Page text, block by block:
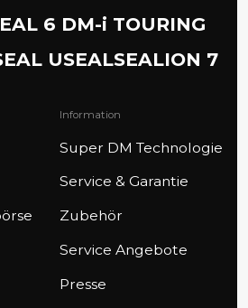
6 DM-i TOURING
USEALSEALION 7
Information
Super DM Technologie
Service & Garantie
Zubehör
Service Angebote
Presse